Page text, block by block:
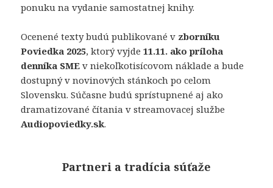
ponuku na vydanie samostatnej knihy.
Ocenené texty budú publikované v zborníku
Poviedka 2025, ktorý vyjde11.11. ako príloha
denníka SME v niekoľkotisícovom náklade a bude
dostupný v novinových stánkoch po celom
Slovensku. Súčasne budú sprístupnené aj ako
dramatizované čítania v streamovacej službe
Audiopoviedky.sk.
Partneri a tradícia súťaže